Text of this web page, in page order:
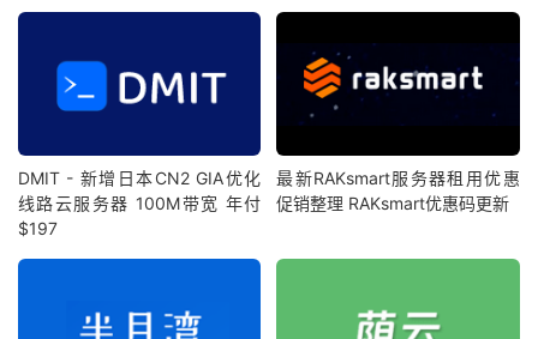
DMIT - 新增日本CN2 GIA优化
线路云服务器 100M带宽 年付
$197
最新RAKsmart服务器租用优惠
促销整理 RAKsmart优惠码更新